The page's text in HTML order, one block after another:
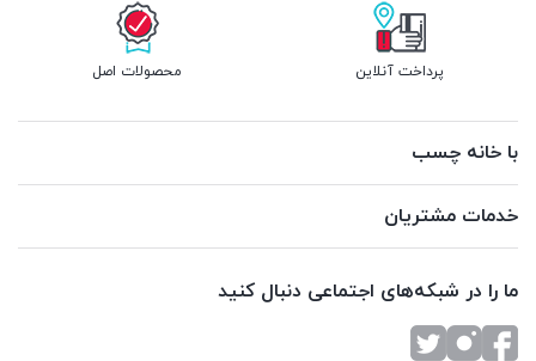
پرداخت آنلاین محصولات اصل
با خانه چسب
خدمات مشتریان
ما را در شبکه‌های اجتماعی دنبال کنید